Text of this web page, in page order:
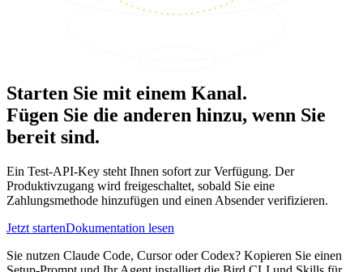
Starten Sie mit einem Kanal.
Fügen Sie die anderen hinzu, wenn Sie
bereit sind.
Ein Test-API-Key steht Ihnen sofort zur Verfügung. Der
Produktivzugang wird freigeschaltet, sobald Sie eine
Zahlungsmethode hinzufügen und einen Absender verifizieren.
Jetzt startenDokumentation lesen
Sie nutzen Claude Code, Cursor oder Codex? Kopieren Sie einen